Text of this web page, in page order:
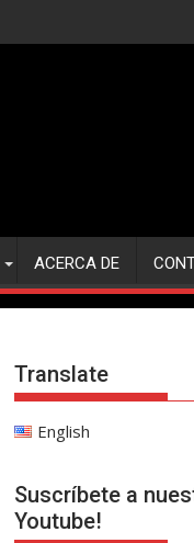
ACERCA DE
Translate
English
Suscríbete a
Youtube!